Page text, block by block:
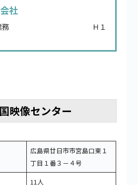
社
編集業務 Ｈ１
映像センター
広島県廿日市市宮島口東１
丁目１番３－４号
11人